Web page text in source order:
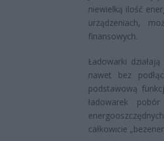
niewielką ilość
urządzeniach,
finansowych.
Ładowarki
nawet bez
podstawową
ładowarek
całkowicie